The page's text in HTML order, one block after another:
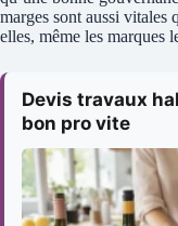
marges sont aussi vitales
elles, même les marques
Devis travaux
bon pro vite